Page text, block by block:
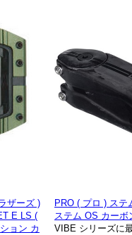
ザーズ )
E LS (
ョン カ
PRO ( プロ ) ス
ステム OS カーボ
VIBE シリーズに